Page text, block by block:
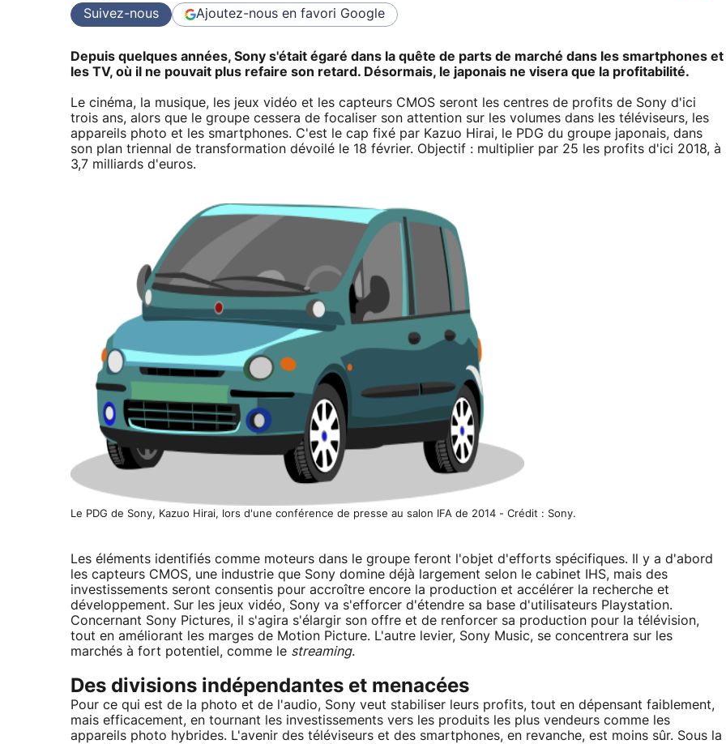
Suivez-nous Ajoutez-nous en favori Google
Depuis quelques années, Sony s'était égaré dans la quête de parts de marché dans les smartphones et
les TV, où il ne pouvait plus refaire son retard. Désormais, le japonais ne visera que la profitabilité.
Le cinéma, la musique, les jeux vidéo et les capteurs CMOS seront les centres de profits de Sony d'ici
trois ans, alors que le groupe cessera de focaliser son attention sur les volumes dans les téléviseurs, les
appareils photo et les smartphones. C'est le cap fixé par Kazuo Hirai, le PDG du groupe japonais, dans
son plan triennal de transformation dévoilé le 18 février. Objectif : multiplier par 25 les profits d'ici 2018, à
3,7 milliards d'euros.
Le PDG de Sony, Kazuo Hirai, lors d'une conférence de presse au salon IFA de 2014 - Crédit : Sony.
Les éléments identifiés comme moteurs dans le groupe feront l'objet d'efforts spécifiques. Il y a d'abord
les capteurs CMOS, une industrie que Sony domine déjà largement selon le cabinet IHS, mais des
investissements seront consentis pour accroître encore la production et accélérer la recherche et
développement. Sur les jeux vidéo, Sony va s'efforcer d'étendre sa base d'utilisateurs Playstation.
Concernant Sony Pictures, il s'agira s'élargir son offre et de renforcer sa production pour la télévision,
tout en améliorant les marges de Motion Picture. L'autre levier, Sony Music, se concentrera sur les
marchés à fort potentiel, comme le streaming.
Des divisions indépendantes et menacées
Pour ce qui est de la photo et de l'audio, Sony veut stabiliser leurs profits, tout en dépensant faiblement,
mais efficacement, en tournant les investissements vers les produits les plus vendeurs comme les
appareils photo hybrides. L'avenir des téléviseurs et des smartphones, en revanche, est moins sûr. Sous la